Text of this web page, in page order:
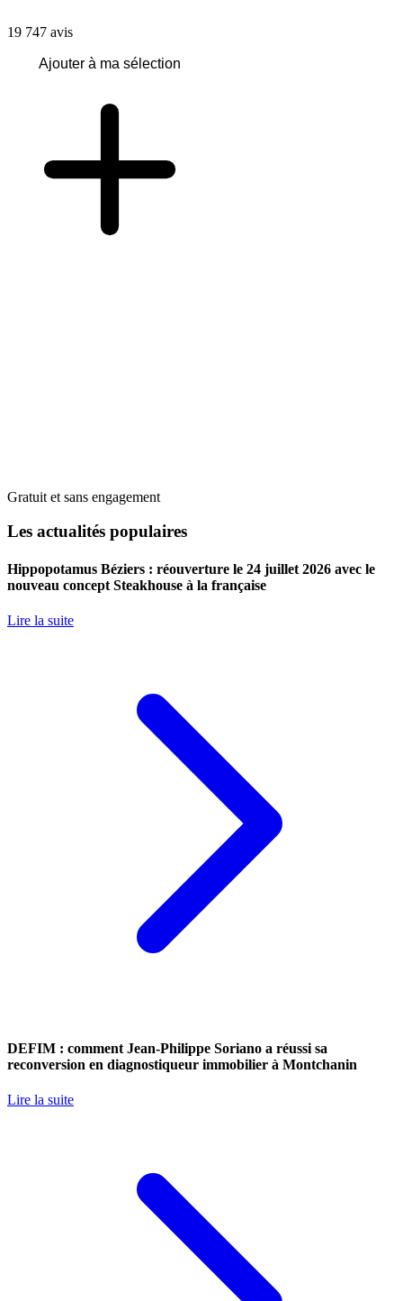
19 747 avis
Ajouter à ma sélection
Gratuit et sans engagement
Les actualités populaires
Hippopotamus Béziers : réouverture le 24 juillet 2026 avec le
nouveau concept Steakhouse à la française
Lire la suite
DEFIM : comment Jean-Philippe Soriano a réussi sa
reconversion en diagnostiqueur immobilier à Montchanin
Lire la suite